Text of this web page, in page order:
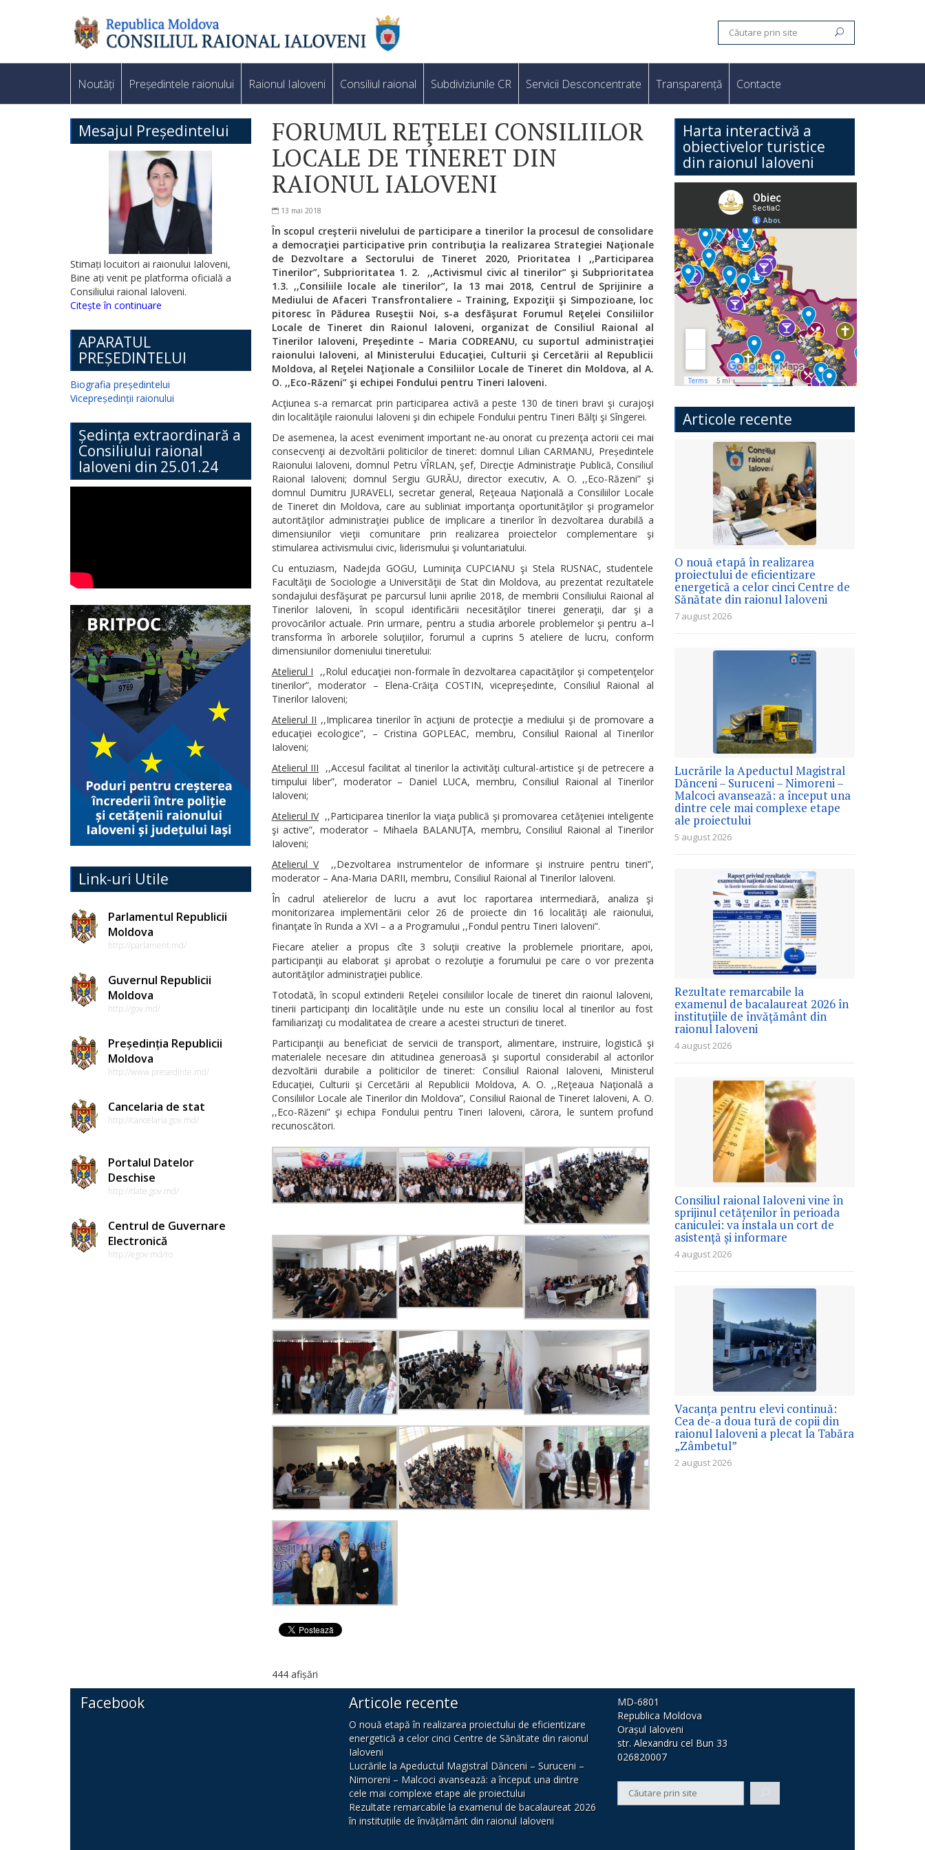
Noutăți Președintele raionului Raionul Ialoveni Consiliul raional Subdiviziunile CR Servicii Desconcentrate Transparență Contacte
Mesajul Președintelui
Stimați locuitori ai raionului Ialoveni,
Bine ați venit pe platforma oficială a
Consiliului raional Ialoveni.
Citește în continuare
APARATUL
PREȘEDINTELUI
Biografia președintelui
Vicepreședinții raionului
Ședința extraordinară a
Consiliului raional
Ialoveni din 25.01.24
Link-uri Utile
Parlamentul Republicii
Moldova
http://parlament.md/
Guvernul Republicii
Moldova
http://gov.md/
Președinția Republicii
Moldova
http://www.presedinte.md/
Cancelaria de stat
http://cancelaria.gov.md/
Portalul Datelor
Deschise
http://date.gov.md/
Centrul de Guvernare
Electronică
http://egov.md/ro
FORUMUL REŢELEI CONSILIILOR
LOCALE DE TINERET DIN
RAIONUL IALOVENI
13 mai 2018
În scopul creşterii nivelului de participare a tinerilor la procesul de consolidare
a democraţiei participative prin contribuţia la realizarea Strategiei Naţionale
de Dezvoltare a Sectorului de Tineret 2020, Prioritatea I ,,Participarea
Tinerilor”, Subprioritatea 1. 2. ,,Activismul civic al tinerilor” şi Subprioritatea
1.3. ,,Consiliile locale ale tinerilor”, la 13 mai 2018, Centrul de Sprijinire a
Mediului de Afaceri Transfrontaliere – Training, Expoziţii şi Simpozioane, loc
pitoresc în Pădurea Ruseştii Noi, s-a desfăşurat Forumul Reţelei Consiliilor
Locale de Tineret din Raionul Ialoveni, organizat de Consiliul Raional al
Tinerilor Ialoveni, Preşedinte – Maria CODREANU, cu suportul administraţiei
raionului Ialoveni, al Ministerului Educaţiei, Culturii şi Cercetării al Republicii
Moldova, al Reţelei Naţionale a Consiliilor Locale de Tineret din Moldova, al A.
O. ,,Eco-Răzeni” şi echipei Fondului pentru Tineri Ialoveni.
Acţiunea s-a remarcat prin participarea activă a peste 130 de tineri bravi şi curajoşi
din localităţile raionului Ialoveni şi din echipele Fondului pentru Tineri Bălţi şi Sîngerei.
De asemenea, la acest eveniment important ne-au onorat cu prezenţa actorii cei mai
consecvenţi ai dezvoltării politicilor de tineret: domnul Lilian CARMANU, Președintele
Raionului Ialoveni, domnul Petru VÎRLAN, şef, Direcţie Administraţie Publică, Consiliul
Raional Ialoveni; domnul Sergiu GURĂU, director executiv, A. O. ,,Eco-Răzeni” şi
domnul Dumitru JURAVELI, secretar general, Reţeaua Naţională a Consiliilor Locale
de Tineret din Moldova, care au subliniat importanţa oportunităţilor şi programelor
autorităţilor administraţiei publice de implicare a tinerilor în dezvoltarea durabilă a
dimensiunilor vieţii comunitare prin realizarea proiectelor complementare şi
stimularea activismului civic, liderismului şi voluntariatului.
Cu entuziasm, Nadejda GOGU, Luminiţa CUPCIANU şi Stela RUSNAC, studentele
Facultăţii de Sociologie a Universităţii de Stat din Moldova, au prezentat rezultatele
sondajului desfăşurat pe parcursul lunii aprilie 2018, de membrii Consiliului Raional al
Tinerilor Ialoveni, în scopul identificării necesităţilor tinerei generaţii, dar şi a
provocărilor actuale. Prin urmare, pentru a studia arborele problemelor şi pentru a–l
transforma în arborele soluţiilor, forumul a cuprins 5 ateliere de lucru, conform
dimensiunilor domeniului tineretului:
Atelierul I ,,Rolul educaţiei non-formale în dezvoltarea capacităţilor şi competenţelor
tinerilor”, moderator – Elena-Crăiţa COSTIN, vicepreşedinte, Consiliul Raional al
Tinerilor Ialoveni;
Atelierul II ,,Implicarea tinerilor în acţiuni de protecţie a mediului şi de promovare a
educaţiei ecologice”, – Cristina GOPLEAC, membru, Consiliul Raional al Tinerilor
Ialoveni;
Atelierul III ,,Accesul facilitat al tinerilor la activităţi cultural-artistice şi de petrecere a
timpului liber”, moderator – Daniel LUCA, membru, Consiliul Raional al Tinerilor
Ialoveni;
Atelierul IV,,Participarea tinerilor la viaţa publică şi promovarea cetăţeniei inteligente
şi active”, moderator – Mihaela BALANUŢA, membru, Consiliul Raional al Tinerilor
Ialoveni;
Atelierul V,,Dezvoltarea instrumentelor de informare şi instruire pentru tineri”,
moderator – Ana-Maria DARII, membru, Consiliul Raional al Tinerilor Ialoveni.
În cadrul atelierelor de lucru a avut loc raportarea intermediară, analiza şi
monitorizarea implementării celor 26 de proiecte din 16 localităţi ale raionului,
finanţate în Runda a XVI – a a Programului ,,Fondul pentru Tineri Ialoveni”.
Fiecare atelier a propus cîte 3 soluţii creative la problemele prioritare, apoi,
participanţii au elaborat şi aprobat o rezoluţie a forumului pe care o vor prezenta
autorităţilor administraţiei publice.
Totodată, în scopul extinderii Reţelei consiliilor locale de tineret din raionul Ialoveni,
tinerii participanţi din localităţile unde nu este un consiliu local al tinerilor au fost
familiarizaţi cu modalitatea de creare a acestei structuri de tineret.
Participanţii au beneficiat de servicii de transport, alimentare, instruire, logistică şi
materialele necesare din atitudinea generoasă şi suportul considerabil al actorilor
dezvoltării durabile a politicilor de tineret: Consiliul Raional Ialoveni, Ministerul
Educaţiei, Culturii şi Cercetării al Republicii Moldova, A. O. ,,Reţeaua Naţională a
Consiliilor Locale ale Tinerilor din Moldova”, Consiliul Raional de Tineret Ialoveni, A. O.
,,Eco-Răzeni” şi echipa Fondului pentru Tineri Ialoveni, cărora, le suntem profund
recunoscători.
444 afișări
Harta interactivă a
obiectivelor turistice
din raionul Ialoveni
Articole recente
O nouă etapă în realizarea
proiectului de eficientizare
energetică a celor cinci Centre de
Sănătate din raionul Ialoveni
7 august 2026
Lucrările la Apeductul Magistral
Dănceni – Suruceni – Nimoreni –
Malcoci avansează: a început una
dintre cele mai complexe etape
ale proiectului
5 august 2026
Rezultate remarcabile la
examenul de bacalaureat 2026 în
instituțiile de învățământ din
raionul Ialoveni
4 august 2026
Consiliul raional Ialoveni vine în
sprijinul cetățenilor în perioada
caniculei: va instala un cort de
asistență și informare
4 august 2026
Vacanța pentru elevi continuă:
Cea de-a doua tură de copii din
raionul Ialoveni a plecat la Tabăra
„Zâmbetul”
2 august 2026
Facebook Articole recente
O nouă etapă în realizarea proiectului de eficientizare
energetică a celor cinci Centre de Sănătate din raionul
Ialoveni
Lucrările la Apeductul Magistral Dănceni – Suruceni –
Nimoreni – Malcoci avansează: a început una dintre
cele mai complexe etape ale proiectului
Rezultate remarcabile la examenul de bacalaureat 2026
în instituțiile de învățământ din raionul Ialoveni
MD-6801
Republica Moldova
Orașul Ialoveni
str. Alexandru cel Bun 33
026820007